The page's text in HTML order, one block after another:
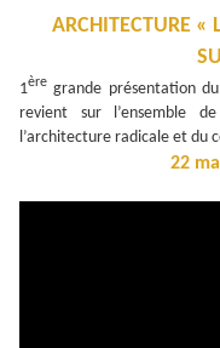
ARCHITECTURE «
1ère grande présentation
revient sur l’ensemble
l’architecture radicale et du
22